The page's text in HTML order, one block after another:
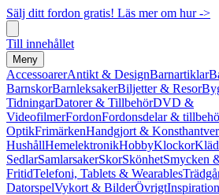
Sälj ditt fordon gratis! Läs mer om hur ->
Till innehållet
Meny
AccessoarerAntikt & DesignBarnartiklar
BarnskorBarnleksakerBiljetter & Resor
TidningarDatorer & TillbehörDVD &
VideofilmerFordonFordonsdelar &
OptikFrimärkenHandgjort &
HushållHemelektronikHobbyKlockor
SedlarSamlarsakerSkorSkönhetSmycken
FritidTelefoni, Tablets & Wearables
DatorspelVykort & BilderÖvrigtInspiration